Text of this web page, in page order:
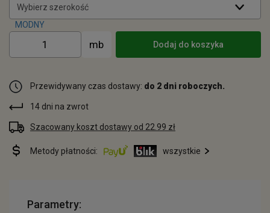
Wybierz szerokość
Dodaj do koszyka
Przewidywany czas dostawy: do 2 dni roboczych.
14 dni na zwrot
Szacowany koszt dostawy od 22.99 zł
Metody płatności: wszystkie
Parametry: